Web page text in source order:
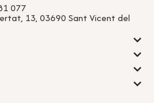
077
13, 03690 Sant Vicent del